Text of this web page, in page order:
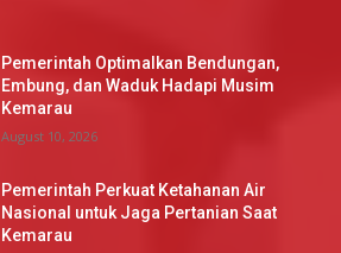
Pemerintah Optimalkan Bendungan,
Embung, dan Waduk Hadapi Musim
Kemarau
August 10, 2026
Pemerintah Perkuat Ketahanan Air
Nasional untuk Jaga Pertanian Saat
Kemarau